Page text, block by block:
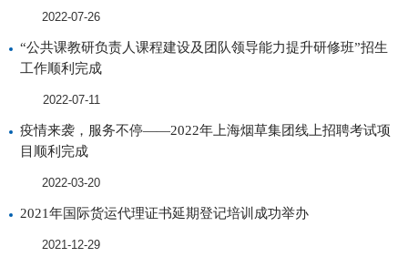
2022-07-26
“公共课教研负责人课程建设及团队领导能力提升研修班”招生
工作顺利完成
2022-07-11
疫情来袭，服务不停——2022年上海烟草集团线上招聘考试项
目顺利完成
2022-03-20
2021年国际货运代理证书延期登记培训成功举办
2021-12-29